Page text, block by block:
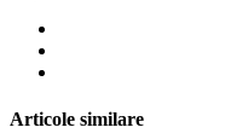
Articole similare